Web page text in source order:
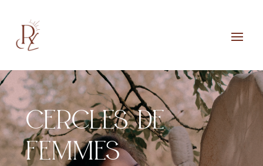
cercles de
femmes